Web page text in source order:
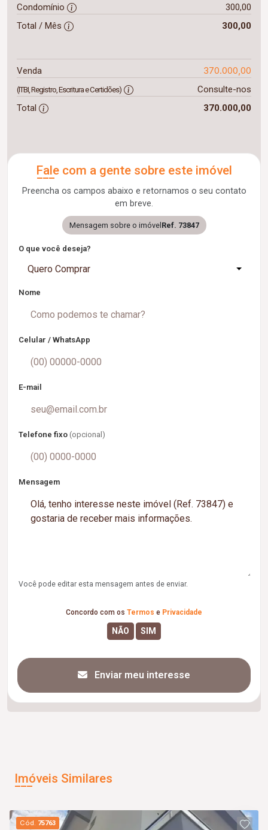
Condomínio
300,00
Total / Mês
300,00
Venda 370.000,00
(ITBI, Registro, Escritura e Certidões)
Consulte-nos
Total
370.000,00
Fale com a gente sobre este imóvel
Preencha os campos abaixo e retornamos o seu contato
em breve.
Mensagem sobre o imóvel Ref. 73847
O que você deseja?
Quero Comprar
Nome
Celular / WhatsApp
E-mail
Telefone fixo (opcional)
Mensagem
Você pode editar esta mensagem antes de enviar.
Concordo com os Termos e Privacidade
Enviar meu interesse
Imóveis Similares
Cód. 75763